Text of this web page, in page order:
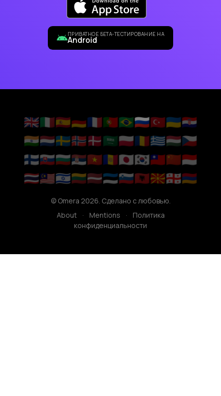
ПРИВАТНОЕ БЕТА-ТЕСТИРОВАНИЕ НА
Android
🇬🇧🇮🇹🇪🇸🇩🇪🇫🇷🇵🇹🇧🇷🇷🇺🇹🇷🇺🇦🇭🇷
🇮🇳🇳🇱🇸🇪🇳🇴🇩🇰🇸🇦🇵🇱🇷🇴🇬🇷🇭🇺🇨🇿
🇫🇮🇸🇰🇧🇬🇷🇸🇻🇳🇦🇩🇯🇵🇰🇷🇹🇼🇨🇳🇮🇩
🇹🇭🇲🇾🇮🇱🇱🇹🇱🇻🇪🇪🇸🇮🇦🇱🇲🇰🇬🇪🇦🇲
© Omera 2026. Сделано с любовью.
About
· Mentions ·
Политика
конфиденциальности